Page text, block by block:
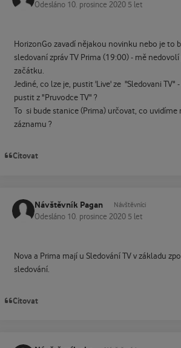
Odesláno 10. prosince 2020 5 let
HorizonGo zavadí nějakou novinku nebo je to
sledovaní zpráv TV Prima (19:00) - mě
začátku.
Jediné, co lze je, pustit 'Live' ze ''Sledovani TV"
pustit z "Pruvodce TV" ?
To si bude stanice (Prima) určovat, co uvidíme
záznamu ?
Citovat
Návštěvník Pagan Návštěvníci
Odesláno 10. prosince 2020 5 let
Nova a Prima mají u Sledování TV v základu
sledování.
Citovat